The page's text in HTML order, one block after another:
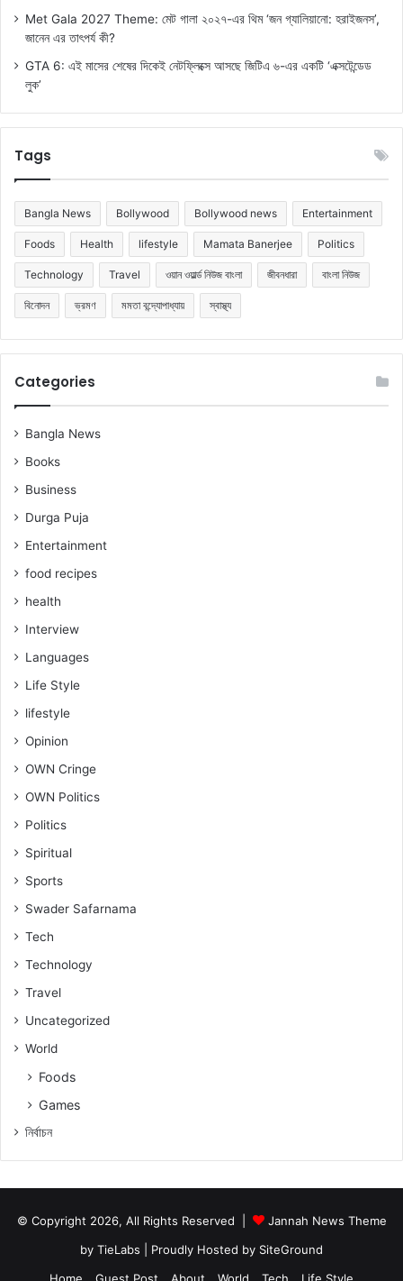
Met Gala 2027 Theme: মেট গালা ২০২৭-এর থিম ‘জন গ্যালিয়ানো: হরাইজনস’,
জানেন এর তাৎপর্য কী?
GTA 6: এই মাসের শেষের দিকেই নেটফ্লিক্সে আসছে জিটিএ ৬-এর একটি ‘এক্সটেন্ডেড
লুক’
Tags
Bangla News Bollywood Bollywood news Entertainment
Foods Health lifestyle Mamata Banerjee Politics
Technology Travel ওয়ান ওয়ার্ল্ড নিউজ বাংলা জীবনধারা বাংলা নিউজ
বিনোদন ভ্রমণ মমতা বন্দ্যোপাধ্যায় স্বাস্থ্য
Categories
Bangla News
Books
Business
Durga Puja
Entertainment
food recipes
health
Interview
Languages
Life Style
lifestyle
Opinion
OWN Cringe
OWN Politics
Politics
Spiritual
Sports
Swader Safarnama
Tech
Technology
Travel
Uncategorized
World
Foods
Games
নিৰ্বাচন
© Copyright 2026, All Rights Reserved |
Jannah News Theme
by TieLabs | Proudly Hosted by SiteGround